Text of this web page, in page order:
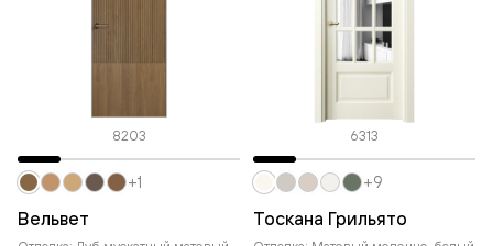
8203
Вельвет
+1
6313
Тоскана Грильято
+9